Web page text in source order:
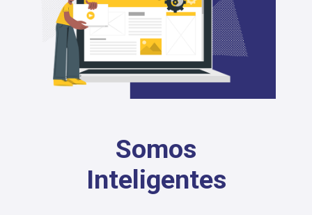
Somos
Inteligentes